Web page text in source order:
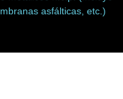
asfálticas, etc.)